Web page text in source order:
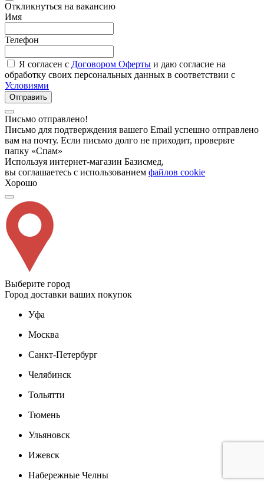
Откликнуться на вакансию
Имя
Телефон
Я согласен с Договором Оферты и даю согласие на
обработку своих персональных данных в соответствии с
Условиями
Отправить
Письмо отправлено!
Письмо для подтверждения вашего Email успешно отправлено
вам на почту. Если письмо долго не приходит, проверьте
папку «Спам»
Используя интернет-магазин Базисмед,
вы соглашаетесь с использованием файлов cookie
Хорошо
Выберите город
Город доставки ваших покупок
Уфа
Москва
Санкт-Петербург
Челябинск
Тольятти
Тюмень
Ульяновск
Ижевск
Набережные Челны